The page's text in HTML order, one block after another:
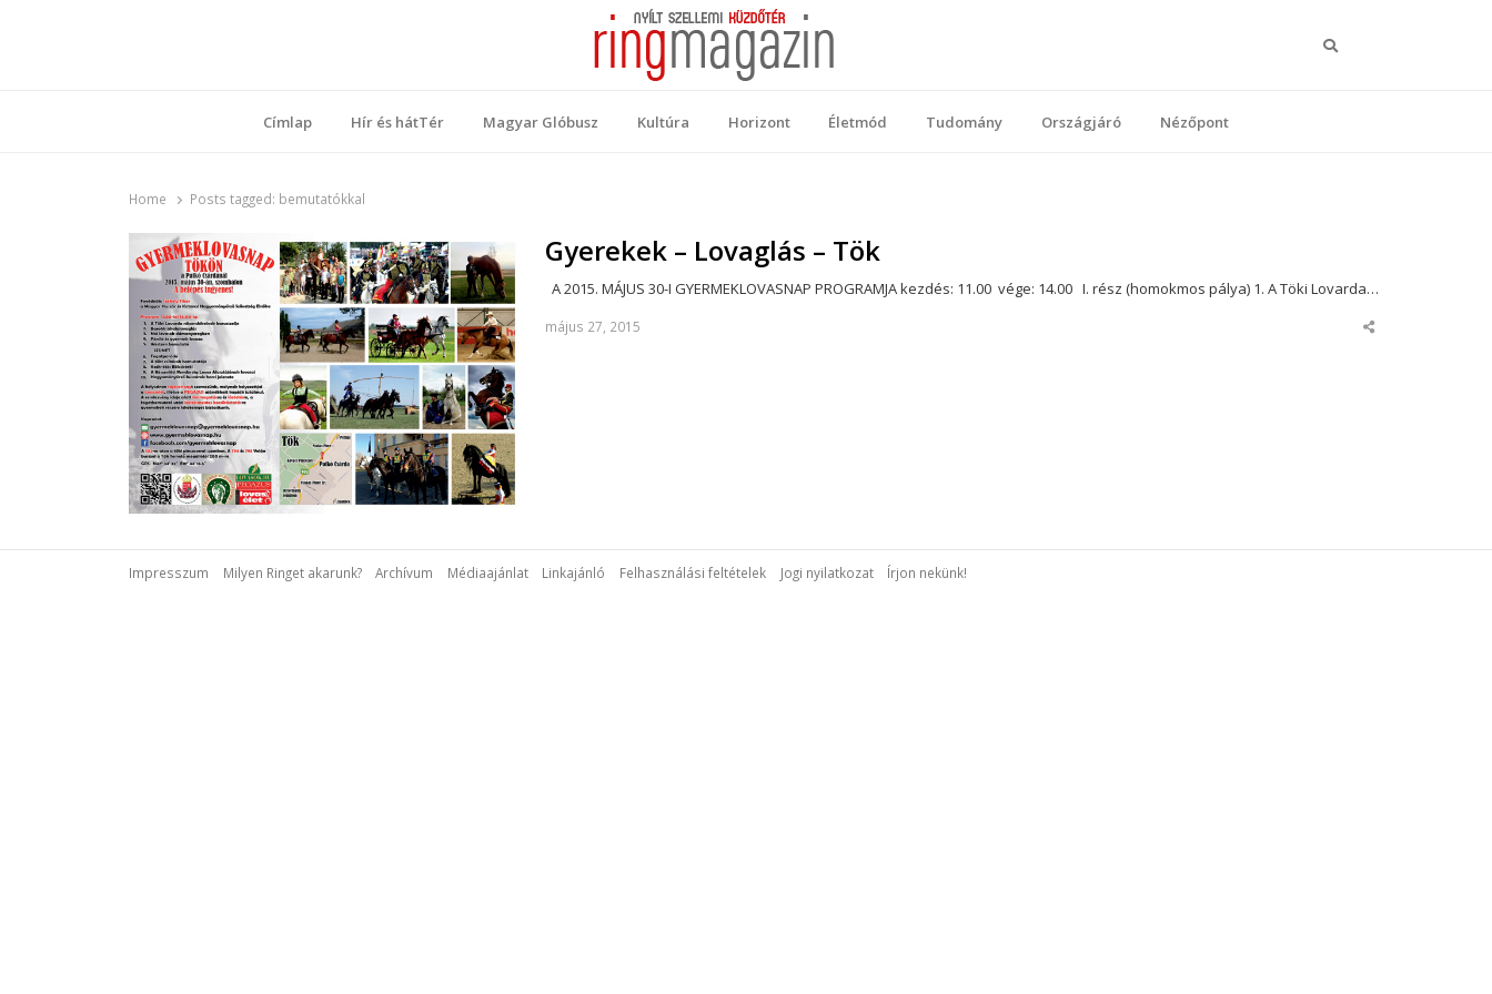
Címlap Hír és hátTér Magyar Glóbusz Kultúra Horizont Életmód Tudomány Országjáró Nézőpont
Home Posts tagged: bemutatókkal
Gyerekek – Lovaglás – Tök
A 2015. MÁJUS 30-I GYERMEKLOVASNAP PROGRAMJA kezdés: 11.00 vége: 14.00 I. rész (homokmos pálya) 1. A Töki Lovarda…
május 27, 2015
Share
Impresszum Milyen Ringet akarunk? Archívum Médiaajánlat Linkajánló Felhasználási feltételek Jogi nyilatkozat Írjon nekünk!